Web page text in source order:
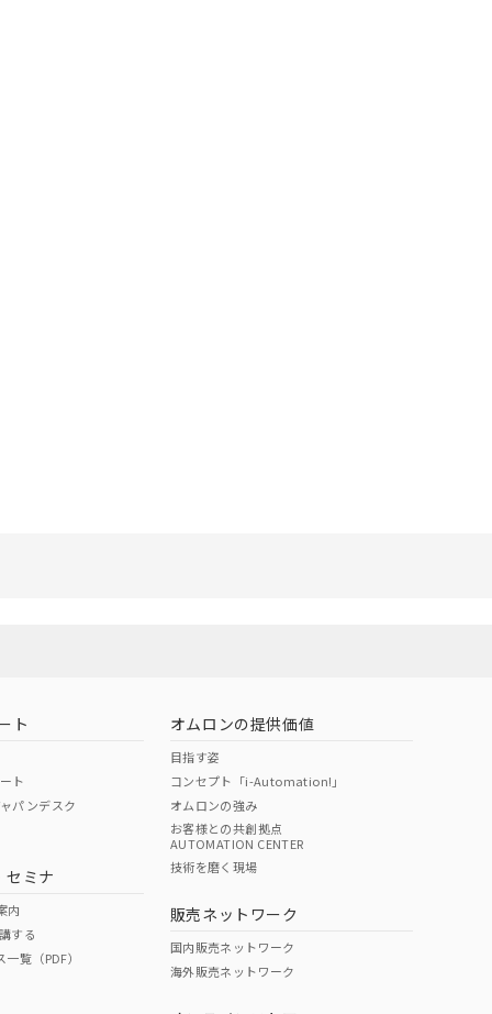
ト
ト
パンデスク
セミナ
内
する
覧（PDF）
オムロンの提供価値
目指す姿
コンセプト「i-Automation!」
オムロンの強み
お客様との共創拠点
AUTOMATION CENTER
技術を磨く現場
販売ネットワーク
国内販売ネットワーク
海外販売ネットワーク